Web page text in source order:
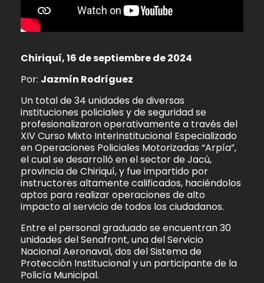
Chiriquí, 16 de septiembre de 2024
Por: Jazmín Rodríguez
Un total de 34 unidades de diversas
instituciones policiales y de seguridad se
profesionalizaron operativamente a través del
XIV Curso Mixto Interinstitucional Especializado
en Operaciones Policiales Motorizadas “Arpía”,
el cual se desarrolló en el sector de Jacú,
provincia de Chiriquí, y fue impartido por
instructores altamente calificados, haciéndolos
aptos para realizar operaciones de alto
impacto al servicio de todos los ciudadanos.
Entre el personal graduado se encuentran 30
unidades del Senafront, una del Servicio
Nacional Aeronaval, dos del Sistema de
Protección Institucional y un participante de la
Policía Municipal.